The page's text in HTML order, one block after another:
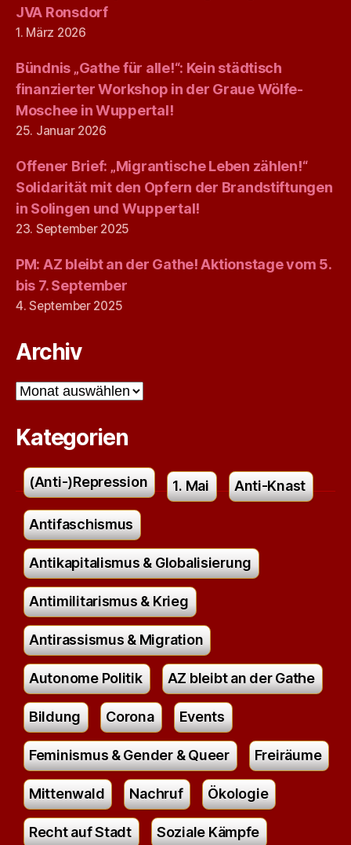
JVA Ronsdorf
1. März 2026
Bündnis „Gathe für alle!“: Kein städtisch
finanzierter Workshop in der Graue Wölfe-
Moschee in Wuppertal!
25. Januar 2026
Offener Brief: „Migrantische Leben zählen!“
Solidarität mit den Opfern der Brandstiftungen
in Solingen und Wuppertal!
23. September 2025
PM: AZ bleibt an der Gathe! Aktionstage vom 5.
bis 7. September
4. September 2025
Archiv
Archiv
Kategorien
(Anti-)Repression 1. Mai Anti-Knast
Antifaschismus
Antikapitalismus & Globalisierung
Antimilitarismus & Krieg
Antirassismus & Migration
Autonome Politik AZ bleibt an der Gathe
Bildung Corona Events
Feminismus & Gender & Queer Freiräume
Mittenwald Nachruf Ökologie
Recht auf Stadt Soziale Kämpfe